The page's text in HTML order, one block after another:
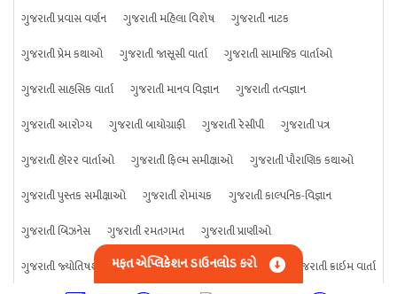
ગુજરાતી પ્રવાસ વર્ણન
ગુજરાતી મહિલા વિશેષ
ગુજરાતી નાટક
ગુજરાતી પ્રેમ કથાઓ
ગુજરાતી જાસૂસી વાર્તા
ગુજરાતી સામાજિક વાર્તાઓ
ગુજરાતી સાહસિક વાર્તા
ગુજરાતી માનવ વિજ્ઞાન
ગુજરાતી તત્વજ્ઞાન
ગુજરાતી આરોગ્ય
ગુજરાતી બાયોગ્રાફી ગુજરાતી રેસીપી
ગુજરાતી પત્ર
ગુજરાતી હૉરર વાર્તાઓ
ગુજરાતી ફિલ્મ સમીક્ષાઓ
ગુજરાતી પૌરાણિક કથાઓ
ગુજરાતી પુસ્તક સમીક્ષાઓ
ગુજરાતી રોમાંચક
ગુજરાતી કાલ્પનિક-વિજ્ઞાન
ગુજરાતી બિઝનેસ
ગુજરાતી રમતગમત
ગુજરાતી પ્રાણીઓ
ગુજરાતી જ્યોતિષશાસ્ત્ર
ગુજરાતી વિજ્ઞાન ગુજરાતી કંઈપણ ગુજરાતી ક્રાઇમ વાર્તા
મફત એપ્લિકેશન ડાઉનલોડ કરો